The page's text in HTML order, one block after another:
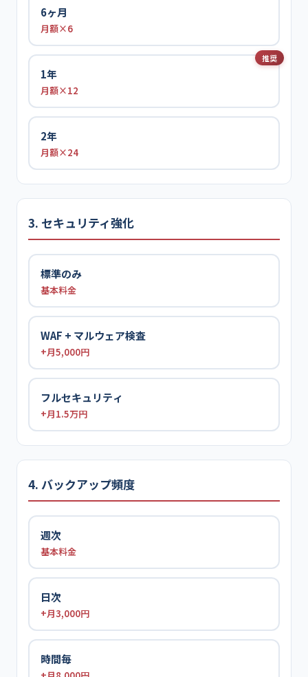
6ヶ月
月額×6
推奨
1年
月額×12
2年
月額×24
3. セキュリティ強化
標準のみ
基本料金
WAF + マルウェア検査
+月5,000円
フルセキュリティ
+月1.5万円
4. バックアップ頻度
週次
基本料金
日次
+月3,000円
時間毎